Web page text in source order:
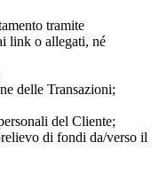
tramite
link o allegati, né
delle Transazioni;
del Cliente;
di fondi da/verso il